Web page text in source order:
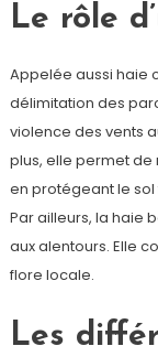
Le rôle
Appelée aussi haie
délimitation des
violence des vents
plus, elle permet
en protégeant le sol
Par ailleurs, la haie
aux alentours. Elle
flore locale.
Les